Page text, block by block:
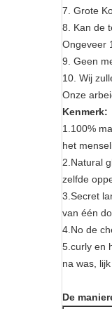
7. Grote
8. Kan de
Ongeveer
9. Geen
10. Wij
Onze
Kenmerk:
1.100%
het
2.Natural
zelfde
3.Secret
van één
4.No de
5.curly en
na was,
De